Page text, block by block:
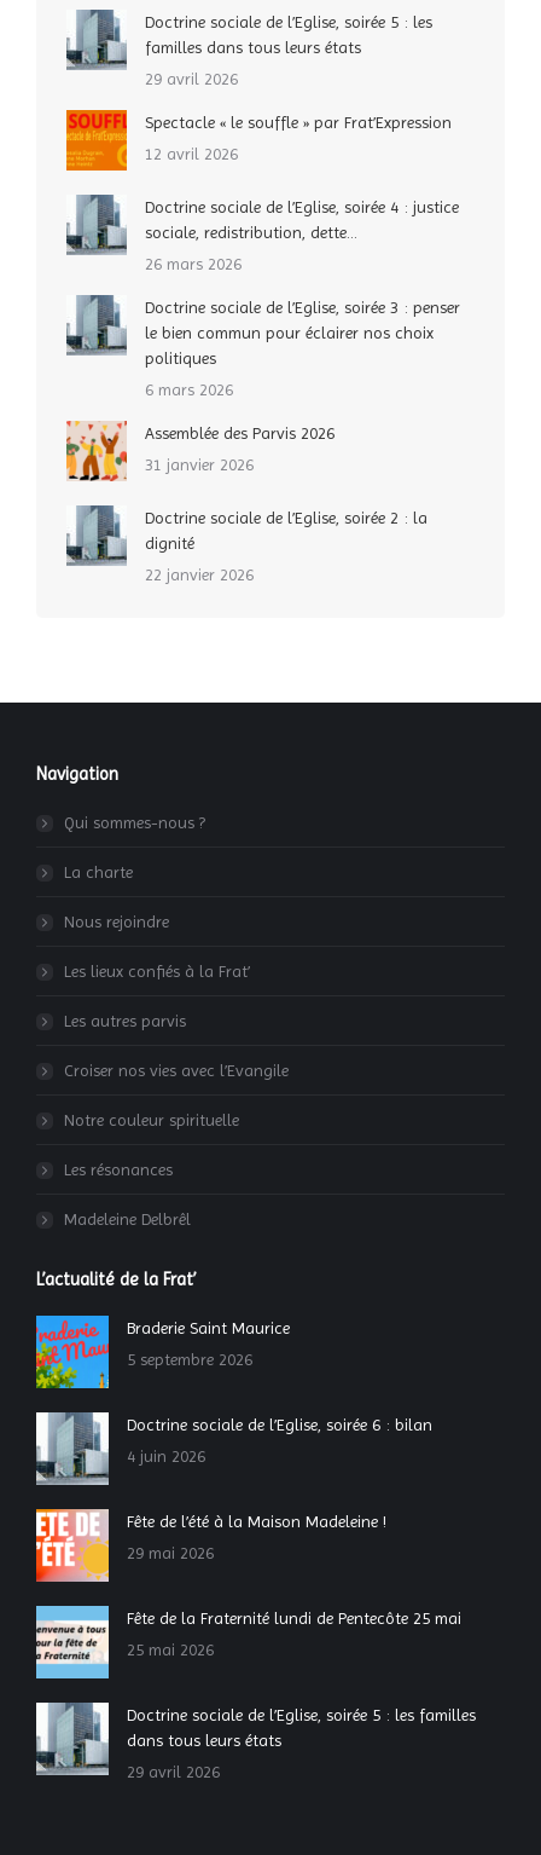
Doctrine sociale de l’Eglise, soirée 5 : les
familles dans tous leurs états
29 avril 2026
Spectacle « le souffle » par Frat’Expression
12 avril 2026
Doctrine sociale de l’Eglise, soirée 4 : justice
sociale, redistribution, dette…
26 mars 2026
Doctrine sociale de l’Eglise, soirée 3 : penser
le bien commun pour éclairer nos choix
politiques
6 mars 2026
Assemblée des Parvis 2026
31 janvier 2026
Doctrine sociale de l’Eglise, soirée 2 : la
dignité
22 janvier 2026
Navigation
Qui sommes-nous ?
La charte
Nous rejoindre
Les lieux confiés à la Frat’
Les autres parvis
Croiser nos vies avec l’Evangile
Notre couleur spirituelle
Les résonances
Madeleine Delbrêl
L’actualité de la Frat’
Braderie Saint Maurice
5 septembre 2026
Doctrine sociale de l’Eglise, soirée 6 : bilan
4 juin 2026
Fête de l’été à la Maison Madeleine !
29 mai 2026
Fête de la Fraternité lundi de Pentecôte 25 mai
25 mai 2026
Doctrine sociale de l’Eglise, soirée 5 : les familles
dans tous leurs états
29 avril 2026